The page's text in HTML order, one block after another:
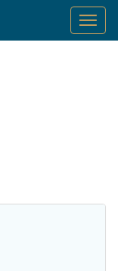
Toggle